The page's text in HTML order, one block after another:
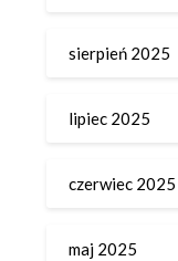
sierpień 2025
lipiec 2025
czerwiec 2025
maj 2025